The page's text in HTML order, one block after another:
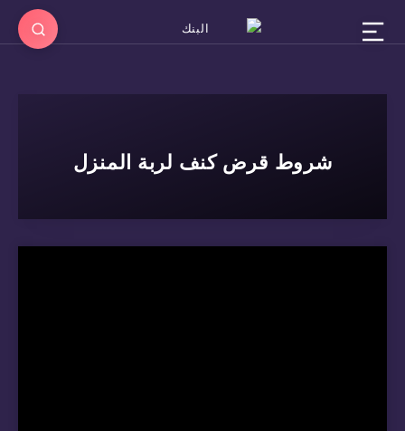
شروط قرض كنف لربة المنزل